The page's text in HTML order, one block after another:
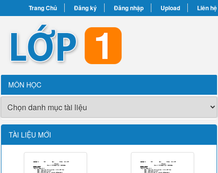
Trang Chủ Đăng ký Đăng nhập Upload Liên hệ
MÔN HỌC
TÀI LIỆU MỚI